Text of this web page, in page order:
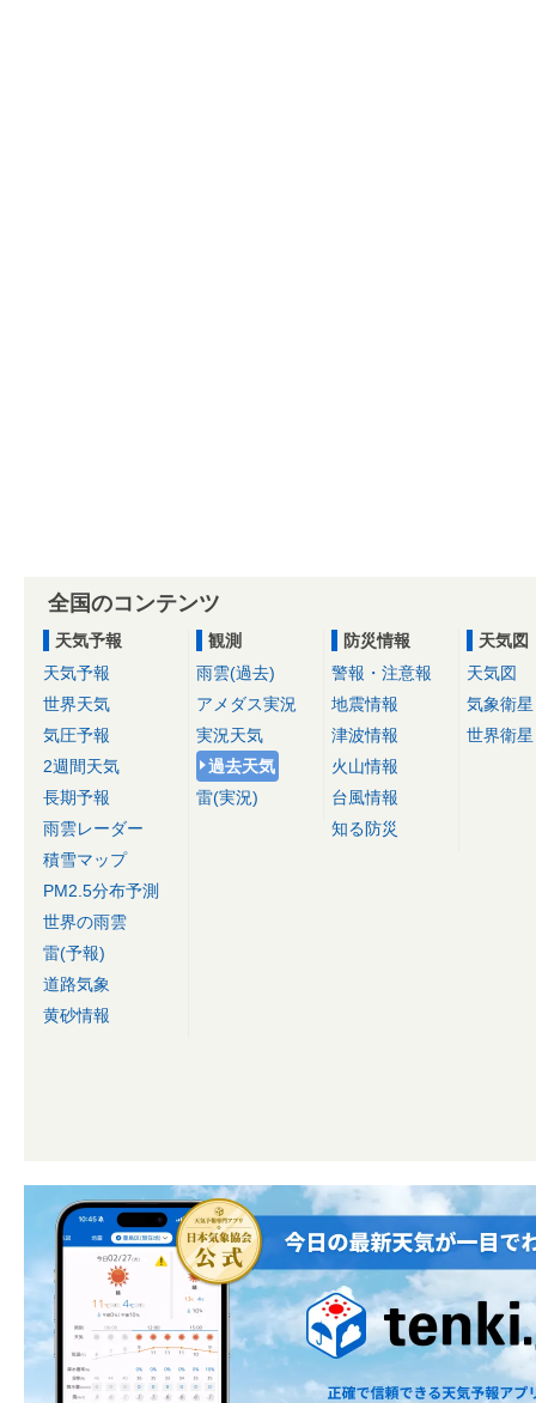
全国のコンテンツ
天気予報
天気予報
世界天気
気圧予報
2週間天気
長期予報
雨雲レーダー
積雪マップ
PM2.5分布予測
世界の雨雲
雷(予報)
道路気象
黄砂情報
観測
雨雲(過去)
アメダス実況
実況天気
過去天気
雷(実況)
防災情報
警報・注意報
地震情報
津波情報
火山情報
台風情報
知る防災
天気図
天気図
気象衛星
世界衛星